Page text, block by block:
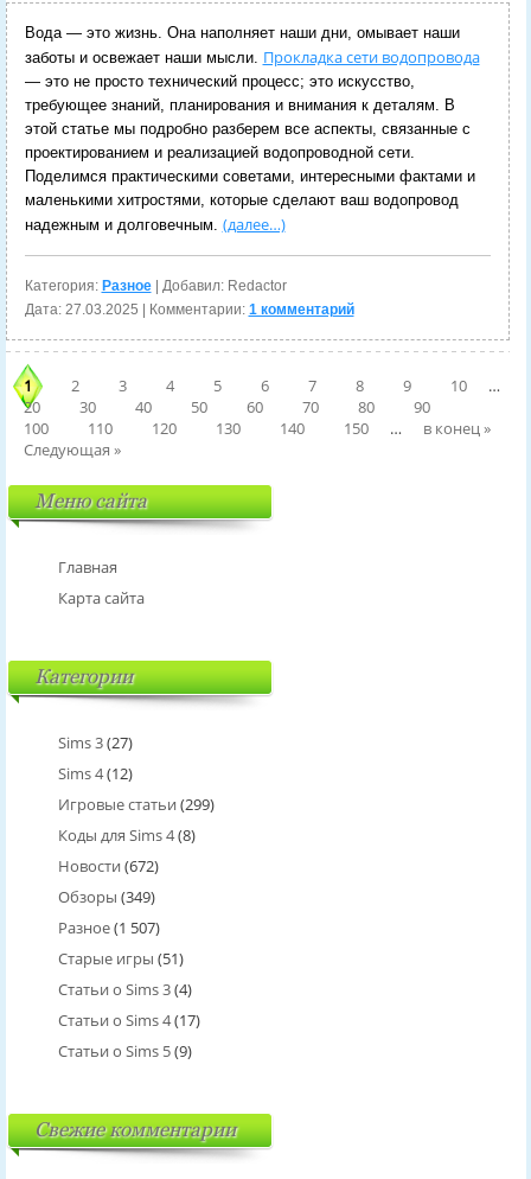
Вода — это жизнь. Она наполняет наши дни, омывает наши
заботы и освежает наши мысли. Прокладка сети водопровода
— это не просто технический процесс; это искусство,
требующее знаний, планирования и внимания к деталям. В
этой статье мы подробно разберем все аспекты, связанные с
проектированием и реализацией водопроводной сети.
Поделимся практическими советами, интересными фактами и
маленькими хитростями, которые сделают ваш водопровод
надежным и долговечным. (далее…)
Категория: Разное| Добавил: Redactor
Дата: 27.03.2025 | Комментарии: 1 комментарий
1 2 3 4 5 6 7 8 9 10
…
20
30 40 50 60 70 80
90
100
110 120 130 140 150 …
в конец »
Следующая »
Меню сайта
Главная
Карта сайта
Категории
Sims 3(27)
Sims 4(12)
Игровые статьи (299)
Коды для Sims 4(8)
Новости (672)
Обзоры (349)
Разное(1 507)
Старые игры (51)
Статьи о Sims 3(4)
Статьи о Sims 4(17)
Статьи о Sims 5(9)
Свежие комментарии